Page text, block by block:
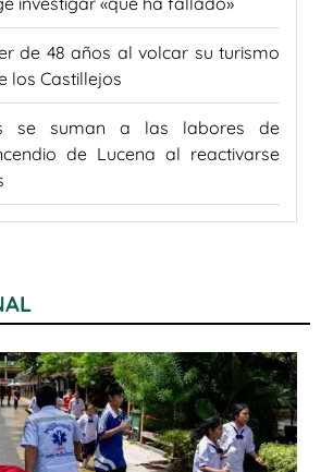
de 48 años al volcar su turismo
los Castillejos
se suman a las labores de
de Lucena al reactivarse